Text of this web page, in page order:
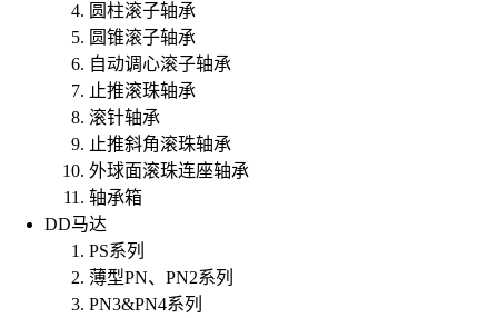
圆柱滚子轴承
圆锥滚子轴承
自动调心滚子轴承
止推滚珠轴承
滚针轴承
止推斜角滚珠轴承
外球面滚珠连座轴承
轴承箱
DD马达
PS系列
薄型PN、PN2系列
PN3&PN4系列